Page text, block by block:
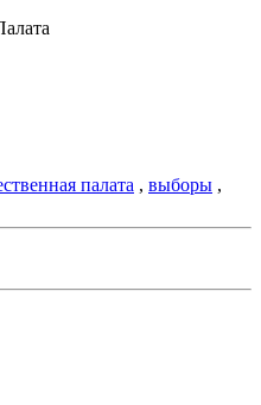
палата , выборы ,